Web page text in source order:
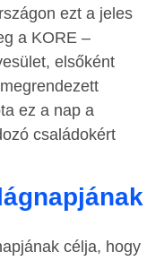
ezt a jeles
a KORE –
elsőként
ez a nap a
családokért
célja, hogy